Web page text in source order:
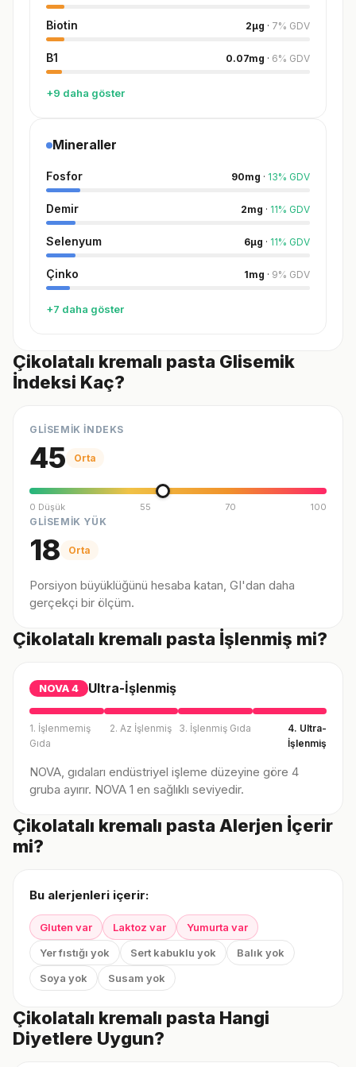
Biotin 2µg · 7% GDV
B1 0.07mg · 6% GDV
+9 daha göster
Mineraller
Fosfor 90mg · 13% GDV
Demir 2mg · 11% GDV
Selenyum 6µg · 11% GDV
Çinko 1mg · 9% GDV
+7 daha göster
Çikolatalı kremalı pasta Glisemik
İndeksi Kaç?
GLİSEMİK İNDEKS
45 Orta
0 Düşük 55 70 100
GLİSEMİK YÜK
18 Orta
Porsiyon büyüklüğünü hesaba katan, GI'dan daha
gerçekçi bir ölçüm.
Çikolatalı kremalı pasta İşlenmiş mi?
NOVA4 Ultra-İşlenmiş
1. İşlenmemiş
Gıda
2. Az İşlenmiş 3. İşlenmiş Gıda
4. Ultra-
İşlenmiş
NOVA, gıdaları endüstriyel işleme düzeyine göre 4
gruba ayırır. NOVA 1 en sağlıklı seviyedir.
Çikolatalı kremalı pasta Alerjen İçerir
mi?
Bu alerjenleri içerir:
Gluten var Laktoz var
Yumurta var
Yer fıstığı yok
Sert kabuklu yok
Balık yok
Soya yok
Susam yok
Çikolatalı kremalı pasta Hangi
Diyetlere Uygun?